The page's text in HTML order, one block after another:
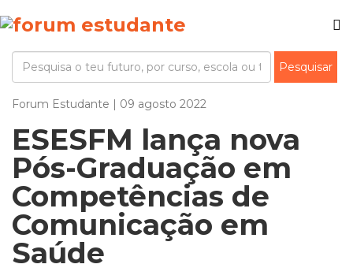
Forum Estudante | 09 agosto 2022
ESESFM lança nova
Pós-Graduação em
Competências de
Comunicação em
Saúde